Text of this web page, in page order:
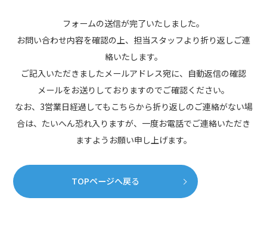
フォームの送信が完了いたしました。
お問い合わせ内容を確認の上、担当スタッフより折り返しご連
絡いたします。
ご記入いただきましたメールアドレス宛に、自動返信の確認
メールをお送りしておりますのでご確認ください。
なお、3営業日経過してもこちらから折り返しのご連絡がない場
合は、たいへん恐れ入りますが、一度お電話でご連絡いただき
ますようお願い申し上げます。
TOPページへ戻る